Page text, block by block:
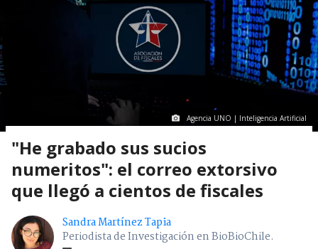
Agencia UNO | Inteligencia Artificial
"He grabado sus sucios
numeritos": el correo extorsivo
que llegó a cientos de fiscales
Sandra Martínez Tapia
Periodista de Investigación en BioBioChile.